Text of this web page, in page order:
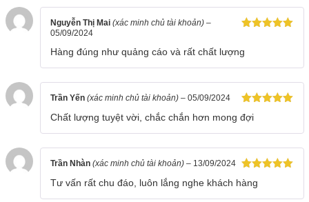
sao
Nguyễn Thị Mai (xác minh chủ tài khoản) –
05/09/2024
Hàng đúng như quảng cáo và rất chất lượng
Được xếp
hạng
sao
Trần Yến (xác minh chủ tài khoản) – 05/09/2024
Chất lượng tuyệt vời, chắc chắn hơn mong đợi
Được xếp
hạng
sao
Trần Nhàn (xác minh chủ tài khoản) – 13/09/2024
Tư vấn rất chu đáo, luôn lắng nghe khách hàng